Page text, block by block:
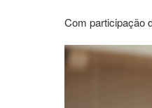
Com participação